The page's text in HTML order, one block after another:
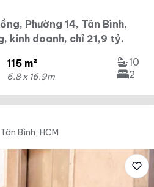
Phường 14, Tân Bình,
kinh doanh, chỉ 21,9 tỷ.
115 m²
6.8 x 16.9m
10
2
Bình, HCM